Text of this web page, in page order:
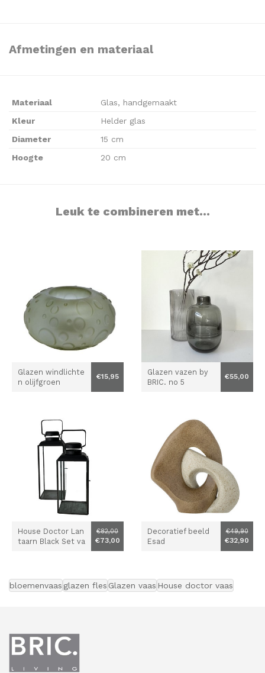
Afmetingen en materiaal
Materiaal
Glas, handgemaakt
Kleur
Helder glas
Diameter
15 cm
Hoogte
20 cm
Leuk te combineren met...
Glazen windlichte
n olijfgroen
€15,95
Glazen vazen by
BRIC. no 5
€55,00
House Doctor Lan
taarn Black Set va
€82,00
€73,00
Decoratief beeld
Esad
€49,90
€32,90
bloemenvaas glazen fles Glazen vaas House doctor vaas